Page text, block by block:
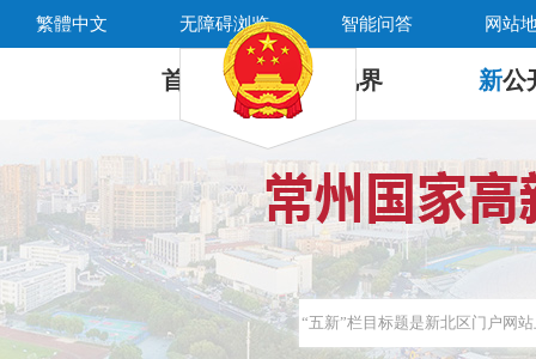
繁體中文 无障碍浏览 智能问答 网站
首 页 新 视界 新公